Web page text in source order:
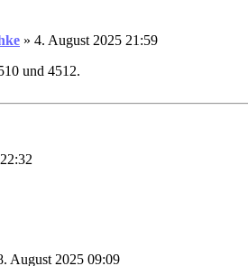
» 4. August 2025 21:59
und 4512.
August 2025 09:09